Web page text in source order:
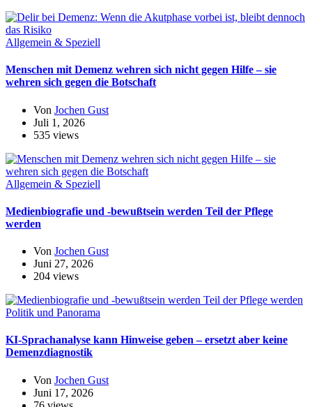
Allgemein & Speziell
Menschen mit Demenz wehren sich nicht gegen Hilfe – sie
wehren sich gegen die Botschaft
Von Jochen Gust
Juli 1, 2026
535 views
Allgemein & Speziell
Medienbiografie und -bewußtsein werden Teil der Pflege
werden
Von Jochen Gust
Juni 27, 2026
204 views
Politik und Panorama
KI-Sprachanalyse kann Hinweise geben – ersetzt aber keine
Demenzdiagnostik
Von Jochen Gust
Juni 17, 2026